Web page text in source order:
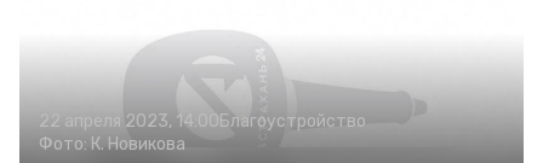
22 апреля 2023, 14:00Благоустройство
Фото: К. Новикова